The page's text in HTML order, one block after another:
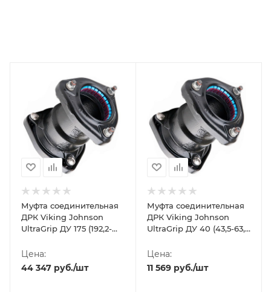
Муфта соединительная
ДРК Viking Johnson
UltraGrip ДУ 175 (192,2-
Цена:
44 347 руб./шт
Муфта соединительная
ДРК Viking Johnson
UltraGrip ДУ 40 (43,5-63,5
Цена:
11 569 руб./шт